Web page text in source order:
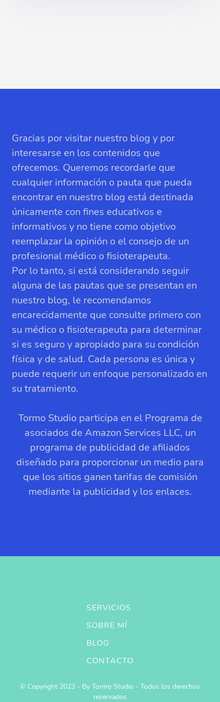
Gracias por visitar nuestro blog y por
interesarse en los contenidos que
ofrecemos. Queremos recordarle que
cualquier información o pauta que pueda
encontrar en nuestro blog está destinada
únicamente con fines educativos e
informativos y no tiene como objetivo
reemplazar la opinión o el consejo de un
profesional médico o fisioterapeuta.
Por lo tanto, si está considerando seguir
alguna de las pautas que se presentan en
nuestro blog, le recomendamos
encarecidamente que consulte primero con
su médico o fisioterapeuta para determinar
si es seguro y apropiado para su condición
física y de salud. Cada persona es única y
puede requerir un enfoque personalizado en
su tratamiento.
Tormo Studio participa en el Programa de
asociados de Amazon Services LLC, un
programa de publicidad de afiliados
diseñado para proporcionar un medio para
que los sitios ganen tarifas de comisión
mediante la publicidad y los enlaces.
SERVICIOS
SOBRE MÍ
BLOG
CONTACTO
© Copyright 2023 - By Tormo Studio - Todos los derechos
reservados